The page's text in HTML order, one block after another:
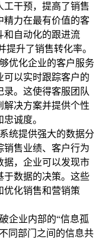
工干预，提高了销售
精力在最有价值的客
和自动化的跟进流
升了销售转化率。
优化企业的客户服务
可以实时跟踪客户的
录。这使得客服团队
解决方案并提供个性
诚度。
统提供强大的数据分
销售业绩、客户行为
据，企业可以发现市
于数据的决策。这些
优化销售和营销策
企业内部的“信息孤
同部门之间的信息共